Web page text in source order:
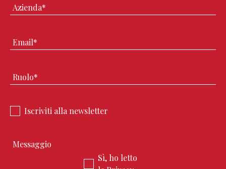
Iscriviti alla newsletter
Sì, ho letto